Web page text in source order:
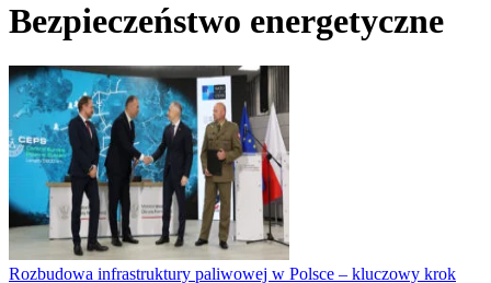
Bezpieczeństwo energetyczne
Rozbudowa infrastruktury paliwowej w Polsce – kluczowy krok